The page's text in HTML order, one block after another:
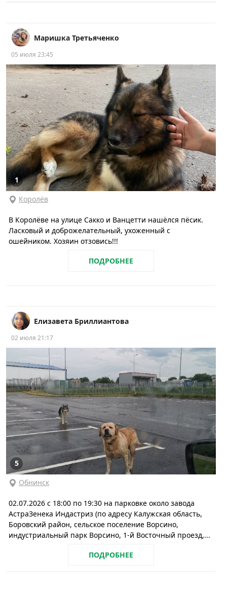
Маришка Третьяченко
05 июля 23:45
1
Королёв
В Королёве на улице Сакко и Ванцетти нашёлся пёсик.
Ласковый и доброжелательный, ухоженный с
ошейником. Хозяин отзовись!!!
ПОДРОБНЕЕ
Елизавета Бриллиантова
02 июля 21:17
5
Обнинск
02.07.2026 с 18:00 по 19:30 на парковке около завода
АстраЗенека Индастриз (по адресу Калужская область,
Боровский район, сельское поселение Ворсино,
индустриальный парк Ворсино, 1-й Восточный проезд,...
ПОДРОБНЕЕ